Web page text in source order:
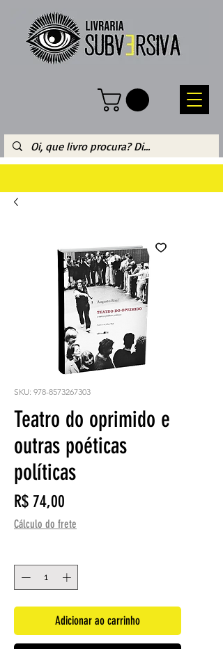
SKU: 978-8573267303
Teatro do oprimido e
outras poéticas
políticas
R$ 74,00
Cálculo do frete
Adicionar ao carrinho